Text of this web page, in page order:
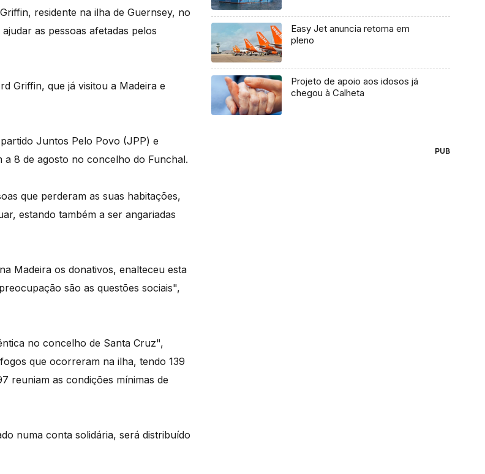
residente na ilha de Guernsey, no
as pessoas afetadas pelos
Griffin, que já visitou a Madeira e
Juntos Pelo Povo (JPP) e
8 de agosto no concelho do Funchal.
que perderam as suas habitações,
estando também a ser angariadas
Madeira os donativos, enalteceu esta
são as questões sociais",
no concelho de Santa Cruz",
que ocorreram na ilha, tendo 139
reuniam as condições mínimas de
numa conta solidária, será distribuído
Easy Jet anuncia retoma em
pleno
Projeto de apoio aos idosos já
chegou à Calheta
PUB